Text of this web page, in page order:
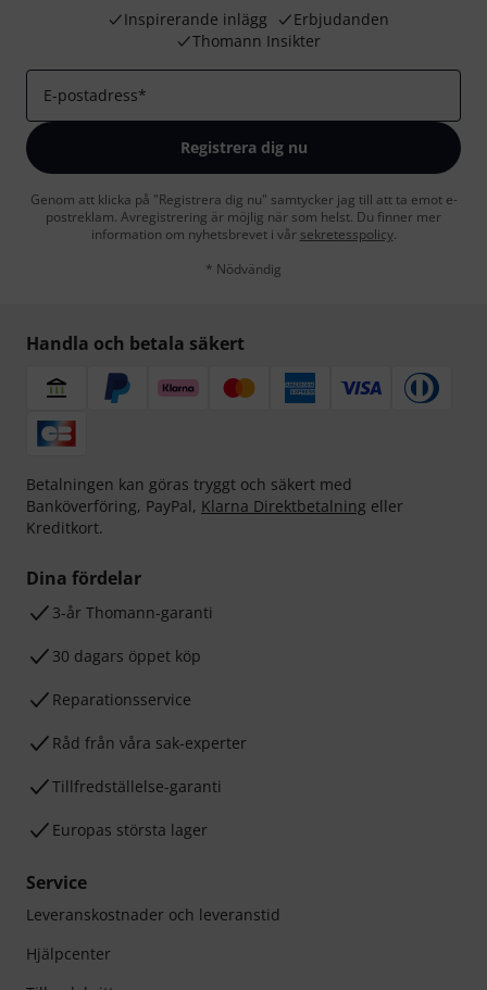
Inspirerande inlägg
Erbjudanden
Thomann Insikter
E-postadress*
Registrera dig nu
Genom att klicka på "Registrera dig nu" samtycker jag till att ta emot e-
postreklam. Avregistrering är möjlig när som helst. Du finner mer
information om nyhetsbrevet i vår sekretesspolicy.
* Nödvändig
Handla och betala säkert
Betalningen kan göras tryggt och säkert med
Banköverföring, PayPal, Klarna Direktbetalning eller
Kreditkort.
Dina fördelar
3-år Thomann-garanti
30 dagars öppet köp
Reparationsservice
Råd från våra sak-experter
Tillfredställelse-garanti
Europas största lager
Service
Leveranskostnader och leveranstid
Hjälpcenter